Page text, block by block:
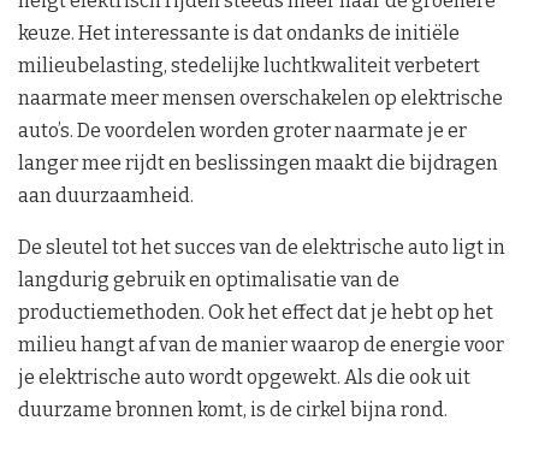
keuze. Het interessante is dat ondanks de initiële
milieubelasting, stedelijke luchtkwaliteit verbetert
naarmate meer mensen overschakelen op elektrische
auto’s. De voordelen worden groter naarmate je er
langer mee rijdt en beslissingen maakt die bijdragen
aan duurzaamheid.
De sleutel tot het succes van de elektrische auto ligt in
langdurig gebruik en optimalisatie van de
productiemethoden. Ook het effect dat je hebt op het
milieu hangt af van de manier waarop de energie voor
je elektrische auto wordt opgewekt. Als die ook uit
duurzame bronnen komt, is de cirkel bijna rond.